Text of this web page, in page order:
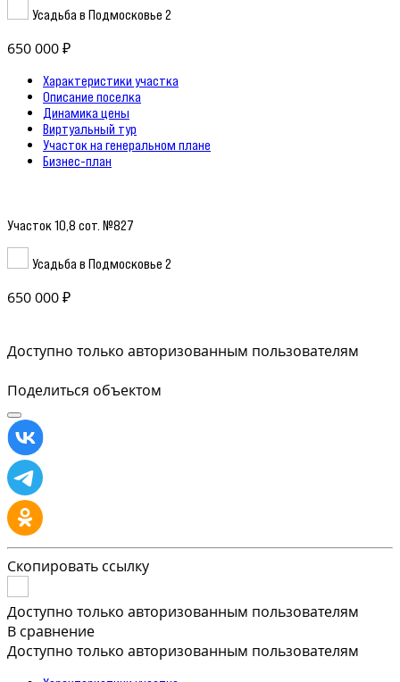
Усадьба в Подмосковье 2
650 000 ₽
Характеристики участка
Описание поселка
Динамика цены
Виртуальный тур
Участок на генеральном плане
Бизнес-план
Участок 10,8 сот. №827
Усадьба в Подмосковье 2
650 000 ₽
Доступно только авторизованным пользователям
Поделиться объектом
Скопировать ссылку
Доступно только авторизованным пользователям
В сравнение
Доступно только авторизованным пользователям